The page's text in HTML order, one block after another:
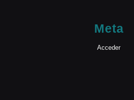
Meta
Acceder